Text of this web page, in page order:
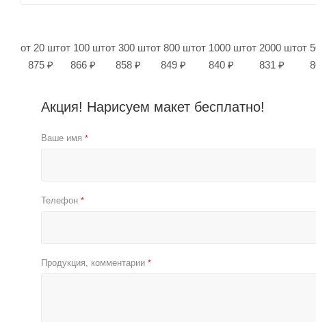
от 20 шт
875 ₽
от 100 шт
866 ₽
от 300 шт
858 ₽
от 800 шт
849 ₽
от 1000 шт
840 ₽
от 2000 шт
831 ₽
от
Акция! Нарисуем макет бесплатно!
Ваше имя *
Телефон *
Продукция, комментарии *